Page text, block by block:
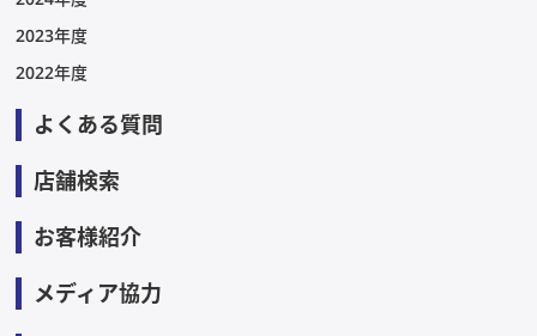
2023年度
2022年度
よくある質問
店舗検索
お客様紹介
メディア協力